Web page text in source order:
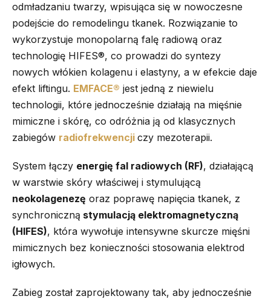
odmładzaniu twarzy, wpisująca się w nowoczesne
podejście do remodelingu tkanek. Rozwiązanie to
wykorzystuje monopolarną falę radiową oraz
technologię HIFES®, co prowadzi do syntezy
nowych włókien kolagenu i elastyny, a w efekcie daje
efekt liftingu. EMFACE® jest jedną z niewielu
technologii, które jednocześnie działają na mięśnie
mimiczne i skórę, co odróżnia ją od klasycznych
zabiegów radiofrekwencji czy mezoterapii.
System łączy energię fal radiowych (RF), działającą
w warstwie skóry właściwej i stymulującą
neokolagenezę oraz poprawę napięcia tkanek, z
synchroniczną stymulacją elektromagnetyczną
(HIFES), która wywołuje intensywne skurcze mięśni
mimicznych bez konieczności stosowania elektrod
igłowych.
Zabieg został zaprojektowany tak, aby jednocześnie